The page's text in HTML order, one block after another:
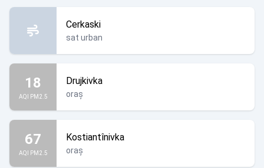
Cerkaski
sat urban
18
AQI PM2.5
Drujkivka
oraș
67
AQI PM2.5
Kostiantînivka
oraș